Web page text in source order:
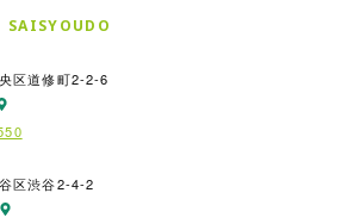
SAISYOUD O
区道修町2-2-6
区渋谷2-4-2